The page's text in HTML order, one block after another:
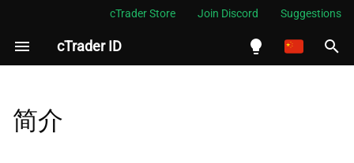
cTrader Store Join Discord Suggestions
cTrader ID
正
初
简介